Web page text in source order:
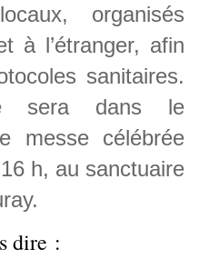
organisés
à l’étranger, afin
sanitaires.
sera dans le
messe célébrée
h, au sanctuaire
dire :